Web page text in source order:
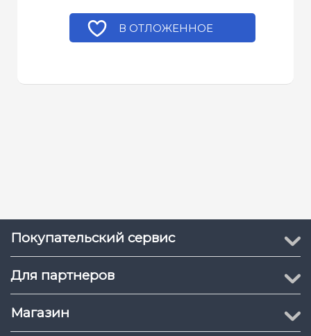
В ОТЛОЖЕННОЕ
Покупательский сервис
Для партнеров
Магазин